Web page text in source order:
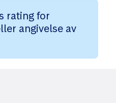
rating for
angivelse av